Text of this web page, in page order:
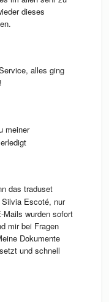
dieses
alles ging
meiner
das traduset
Escoté, nur
Mails wurden sofort
mir bei Fragen
Dokumente
und schnell